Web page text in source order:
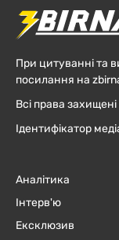
При цитуванні та
посилання на
Всі права
Ідентифікатор
Аналітика
Інтерв'ю
Ексклюзив